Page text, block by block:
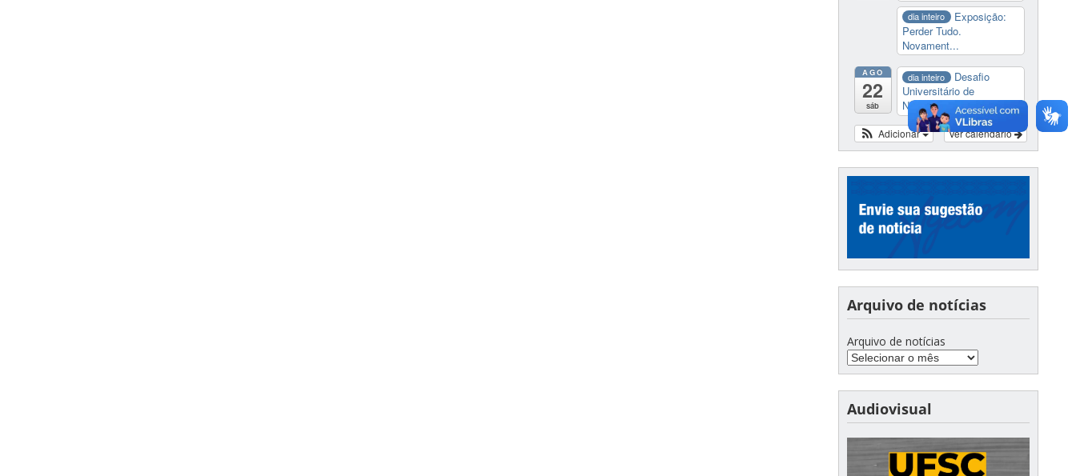
dia inteiro
Exposição:
Perder Tudo.
Novament...
AGO
22
sáb
dia inteiro
Desafio
Universitário de
Nautide...
Ver calendário
Adicionar
Arquivo de notícias
Arquivo de notícias
Audiovisual